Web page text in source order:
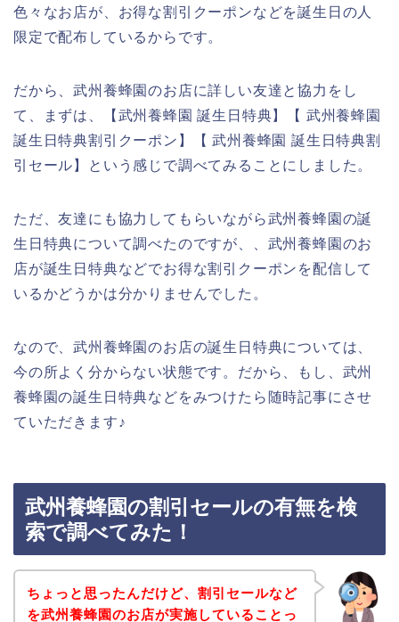
色々なお店が、お得な割引クーポンなどを誕生日の人
限定で配布しているからです。
だから、武州養蜂園のお店に詳しい友達と協力をし
て、まずは、【武州養蜂園 誕生日特典】【 武州養蜂園
誕生日特典割引クーポン】【 武州養蜂園 誕生日特典割
引セール】という感じで調べてみることにしました。
ただ、友達にも協力してもらいながら武州養蜂園の誕
生日特典について調べたのですが、、武州養蜂園のお
店が誕生日特典などでお得な割引クーポンを配信して
いるかどうかは分かりませんでした。
なので、武州養蜂園のお店の誕生日特典については、
今の所よく分からない状態です。だから、もし、武州
養蜂園の誕生日特典などをみつけたら随時記事にさせ
ていただきます♪
武州養蜂園の割引セールの有無を検
索で調べてみた！
ちょっと思ったんだけど、割引セールなど
を武州養蜂園のお店が実施していることっ